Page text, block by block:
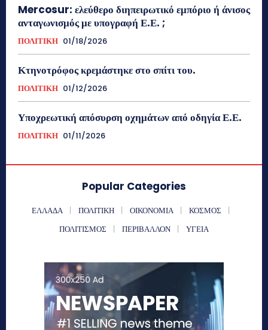
Mercosur: ελεύθερο διηπειρωτικό εμπόριο ή άνισος
ανταγωνισμός με υπογραφή Ε.Ε. ;
ΠΟΛΙΤΙΚΗ 01/18/2026
Κτηνοτρόφος κρεμάστηκε στο σπίτι του.
ΠΟΛΙΤΙΚΗ 01/12/2026
Υποχρεωτική απόσυρση οχημάτων από οδηγία Ε.Ε.
ΠΟΛΙΤΙΚΗ 01/11/2026
Popular Categories
ΕΛΛΑΔΑ ΠΟΛΙΤΙΚΗ ΟΙΚΟΝΟΜΙΑ
ΚΟΣΜΟΣ
ΠΟΛΙΤΙΣΜΟΣ
ΠΕΡΙΒΑΛΛΟΝ ΥΓΕΙΑ